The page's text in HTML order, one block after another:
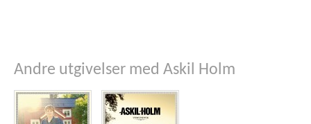
Andre utgivelser med Askil Holm